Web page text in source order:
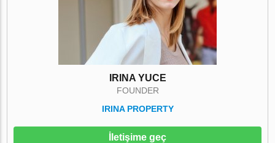
IRINA YUCE
FOUNDER
IRINA PROPERTY
İletişime geç